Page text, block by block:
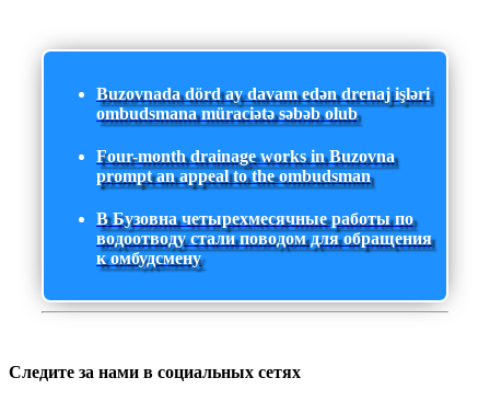
Buzovnada dörd ay davam edən drenaj işləri
ombudsmana müraciətə səbəb olub
Four-month drainage works in Buzovna
prompt an appeal to the ombudsman
В Бузовна четырехмесячные работы по
водоотводу стали поводом для обращения
к омбудсмену
Следите за нами в социальных сетях